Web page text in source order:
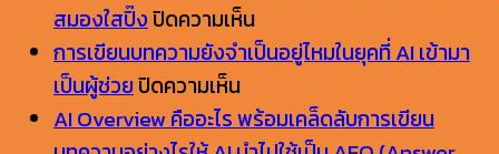
แตก
กัน
นอ
ย่าง
ไร
ให้
คือ
สมองใสปิ๊งปิดความเห็น
คิด
ไม่
การเขียนบทความยังจำเป็นอยู่ไหมในยุคที่ AI เข้ามา
เป็นผู้ช่วยปิดความเห็น
การ
AI Overview คืออะไร พร้อมเคล็ดลับการเขียน